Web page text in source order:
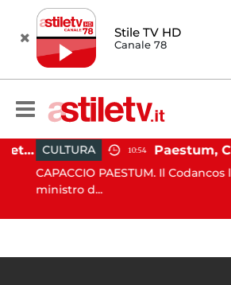
Stile TV HD
Canale 78
Martina Carbonaro, braccialetto elettronico per i genitori della 14enne uccisa dall'ex CULTURA 10:54
CAPACCIO PAESTUM. Il Codancos
ministro d...